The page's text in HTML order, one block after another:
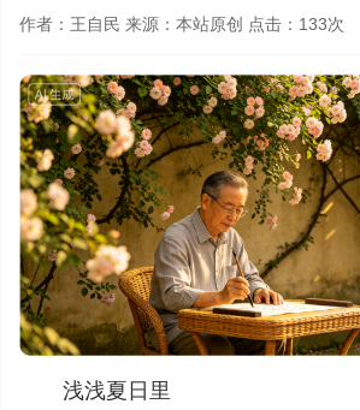
作者：王自民 来源：本站原创 点击： 133次
浅浅夏日里